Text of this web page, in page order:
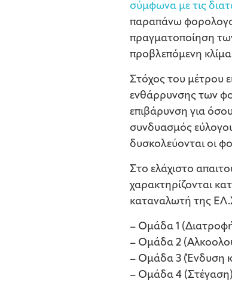
σύμφωνα με τις
παραπάνω
πραγματοποίηση
προβλεπόμενη
Στόχος του μέτρου
ενθάρρυνσης των
επιβάρυνση για
συνδυασμός
δυσκολεύονται οι
Στο ελάχιστο
χαρακτηρίζονται
καταναλωτή της
– Ομάδα 1
– Ομάδα 2
– Ομάδα 3 (Ένδυση
– Ομάδα 4